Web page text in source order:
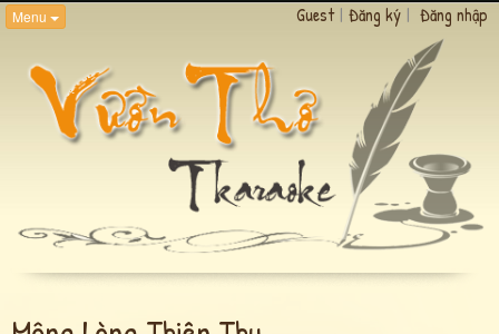
Menu Guest | Đăng ký | Đăng nhập